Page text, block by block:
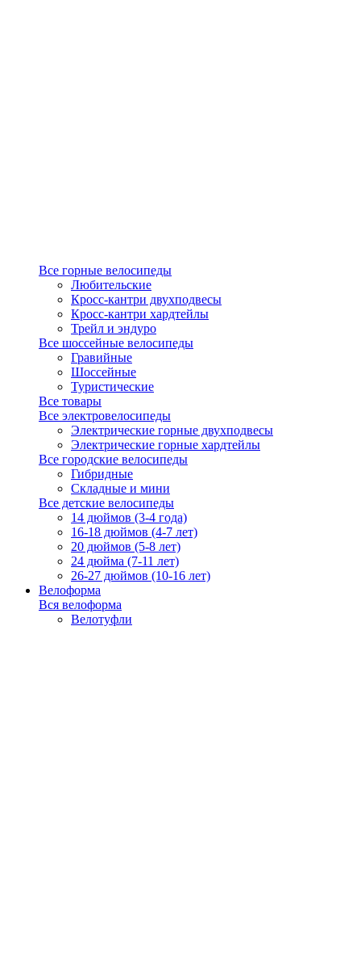
Все горные велосипеды
Любительские
Кросс-кантри двухподвесы
Кросс-кантри хардтейлы
Трейл и эндуро
Все шоссейные велосипеды
Гравийные
Шоссейные
Туристические
Все товары
Все электровелосипеды
Электрические горные двухподвесы
Электрические горные хардтейлы
Все городские велосипеды
Гибридные
Складные и мини
Все детские велосипеды
14 дюймов (3-4 года)
16-18 дюймов (4-7 лет)
20 дюймов (5-8 лет)
24 дюйма (7-11 лет)
26-27 дюймов (10-16 лет)
Велоформа
Вся велоформа
Велотуфли